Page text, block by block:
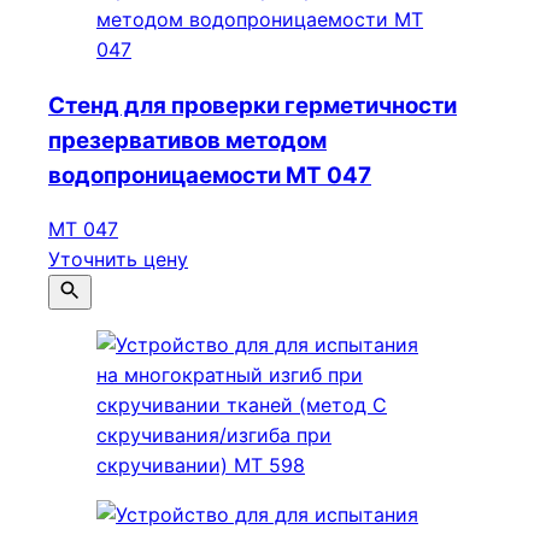
Стенд для проверки герметичности
презервативов методом
водопроницаемости МТ 047
МТ 047
Уточнить цену